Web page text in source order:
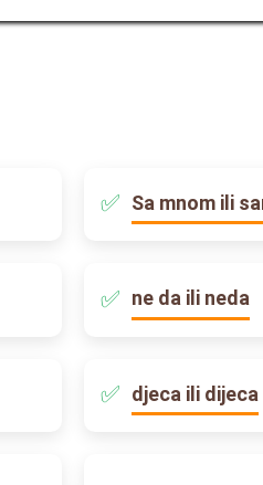
Sa mnom ili
ne da ili neda
djeca ili dijeca